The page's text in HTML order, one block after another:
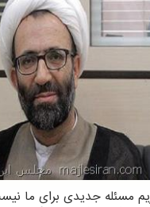
مسئله جدیدی برای ما